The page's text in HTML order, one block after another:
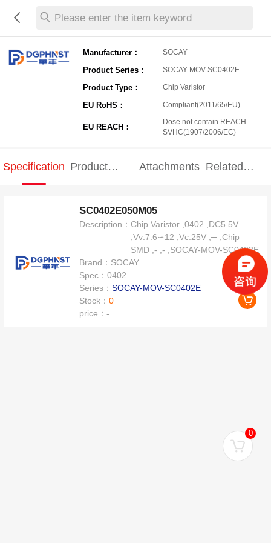
Please enter the item keyword
Manufacturer： SOCAY
Product Series： SOCAY-MOV-SC0402E
Product Type： Chip Varistor
EU RoHS： Compliant(2011/65/EU)
EU REACH：
Dose not contain REACH
SVHC(1907/2006/EC)
Specification Product
Attachments Related
SC0402E050M05
Description：Chip Varistor ,0402 ,DC5.5V
,Vv:7.6∽12 ,Vc:25V ,─ ,Chip
SMD ,- ,- ,SOCAY-MOV-SC0402E
Brand： SOCAY
Spec：0402
Series：SOCAY-MOV-SC0402E
Stock：0
price：-
0